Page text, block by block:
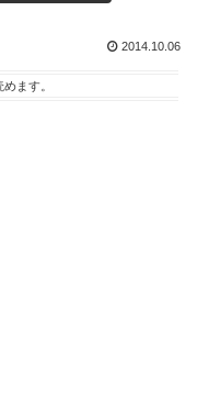
2014.10.06
めます。